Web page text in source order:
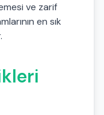
ve zarif
en sık